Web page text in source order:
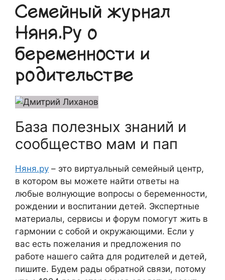
Семейный журнал
Няня.Ру о
беременности и
родительстве
База полезных знаний и
сообщество мам и пап
Няня.ру – это виртуальный семейный центр,
в котором вы можете найти ответы на
любые волнующие вопросы о беременности,
рождении и воспитании детей. Экспертные
материалы, сервисы и форум помогут жить в
гармонии с собой и окружающими. Если у
вас есть пожелания и предложения по
работе нашего сайта для родителей и детей,
пишите. Будем рады обратной связи, потому